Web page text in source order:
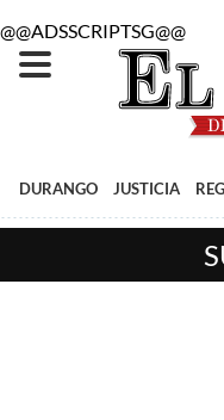
@@ADSSCRIPTSG@@
DURANGO JUSTICIA